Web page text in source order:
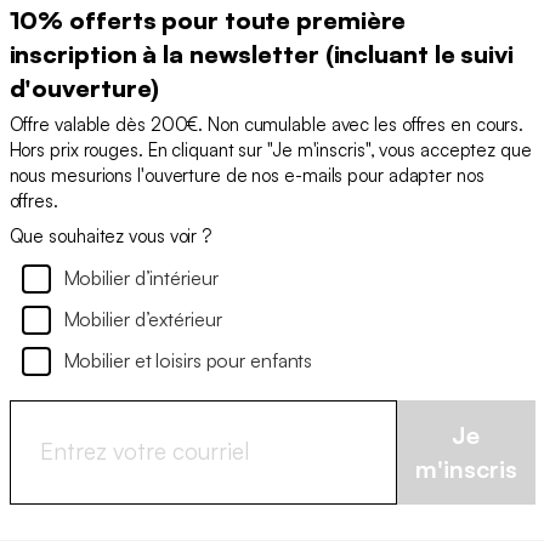
10% offerts pour toute première
inscription à la newsletter (incluant le suivi
d'ouverture)
Offre valable dès 200€. Non cumulable avec les offres en cours.
Hors prix rouges. En cliquant sur "Je m'inscris", vous acceptez que
nous mesurions l'ouverture de nos e-mails pour adapter nos
offres.
Que souhaitez vous voir ?
Mobilier d’intérieur
Mobilier d’extérieur
Mobilier et loisirs pour enfants
Je
m'inscris